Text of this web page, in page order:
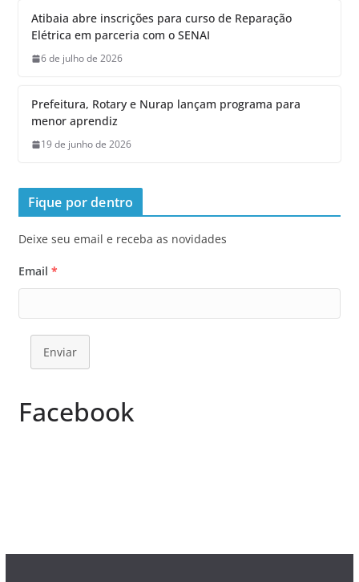
Atibaia abre inscrições para curso de Reparação
Elétrica em parceria com o SENAI
6 de julho de 2026
Prefeitura, Rotary e Nurap lançam programa para
menor aprendiz
19 de junho de 2026
Fique por dentro
Deixe seu email e receba as novidades
Email *
Enviar
Facebook